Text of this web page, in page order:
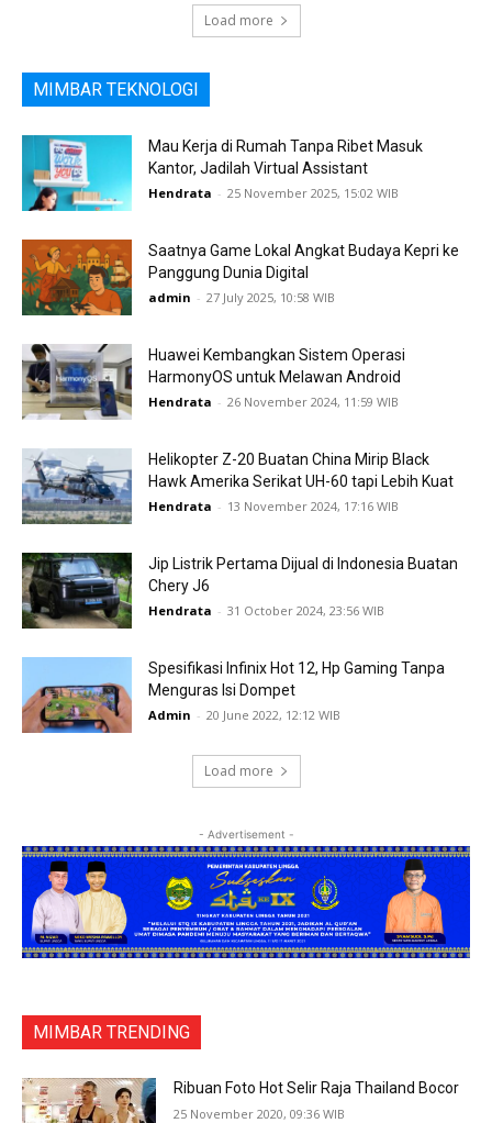
Load more
MIMBAR TEKNOLOGI
Mau Kerja di Rumah Tanpa Ribet Masuk
Kantor, Jadilah Virtual Assistant
Hendrata - 25 November 2025, 15:02 WIB
Saatnya Game Lokal Angkat Budaya Kepri ke
Panggung Dunia Digital
admin - 27 July 2025, 10:58 WIB
Huawei Kembangkan Sistem Operasi
HarmonyOS untuk Melawan Android
Hendrata - 26 November 2024, 11:59 WIB
Helikopter Z-20 Buatan China Mirip Black
Hawk Amerika Serikat UH-60 tapi Lebih Kuat
Hendrata - 13 November 2024, 17:16 WIB
Jip Listrik Pertama Dijual di Indonesia Buatan
Chery J6
Hendrata - 31 October 2024, 23:56 WIB
Spesifikasi Infinix Hot 12, Hp Gaming Tanpa
Menguras Isi Dompet
Admin - 20 June 2022, 12:12 WIB
Load more
- Advertisement -
MIMBAR TRENDING
Ribuan Foto Hot Selir Raja Thailand Bocor
25 November 2020, 09:36 WIB